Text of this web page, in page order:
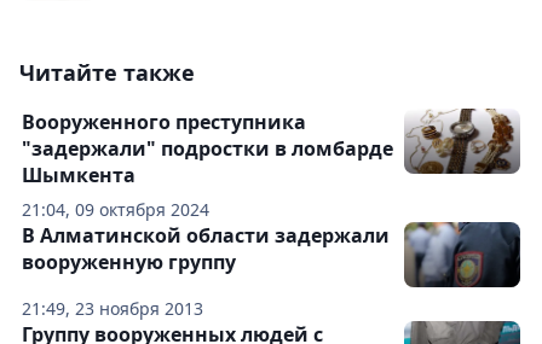
Читайте также
21:04, 09 октября 2024
Вооруженного преступника
"задержали" подростки в ломбарде
Шымкента
21:49, 23 ноября 2013
В Алматинской области задержали
вооруженную группу
Группу вооруженных людей с